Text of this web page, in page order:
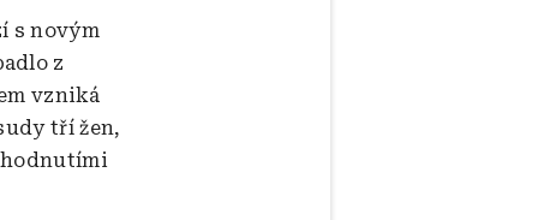
s novým
z
vzniká
tří žen,